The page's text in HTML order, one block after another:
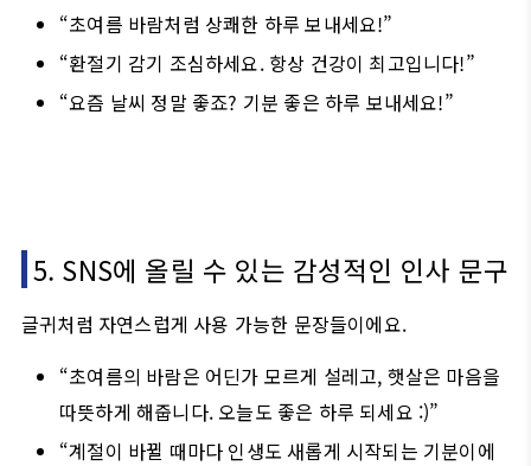
“초여름 바람처럼 상쾌한 하루 보내세요!”
“환절기 감기 조심하세요. 항상 건강이 최고입니다!”
“요즘 날씨 정말 좋죠? 기분 좋은 하루 보내세요!”
5. SNS에 올릴 수 있는 감성적인 인사 문구
글귀처럼 자연스럽게 사용 가능한 문장들이에요.
“초여름의 바람은 어딘가 모르게 설레고, 햇살은 마음을
따뜻하게 해줍니다. 오늘도 좋은 하루 되세요 :)”
“계절이 바뀔 때마다 인생도 새롭게 시작되는 기분이에